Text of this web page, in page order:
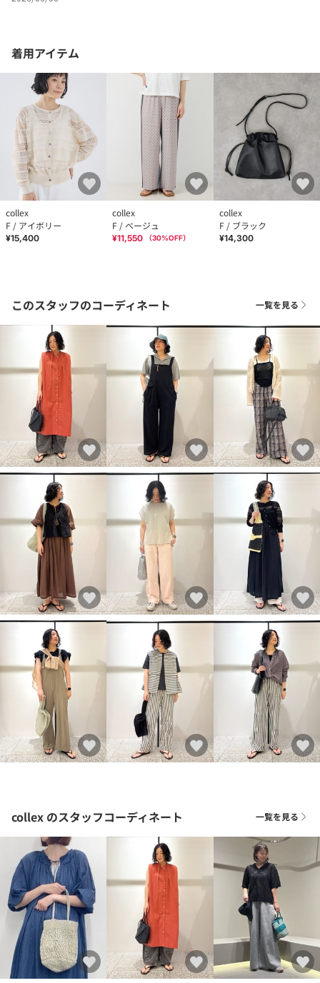
着用アイテム
collex
F / アイボリー
¥15,400
collex
F / ベージュ
¥11,550 （30%OFF）
collex
F / ブラック
¥14,300
このスタッフのコーディネート 一覧を見る
collex のスタッフコーディネート 一覧を見る